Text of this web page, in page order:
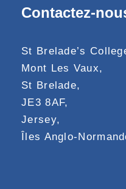
Contactez-
St Brelade’s
Mont Les Vaux,
St Brelade,
JE3 8AF,
Jersey,
Îles Anglo-